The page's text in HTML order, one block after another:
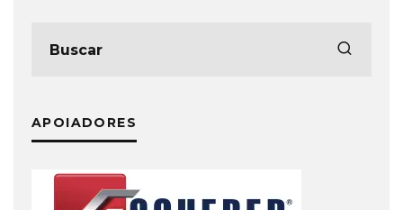
APOIADORES